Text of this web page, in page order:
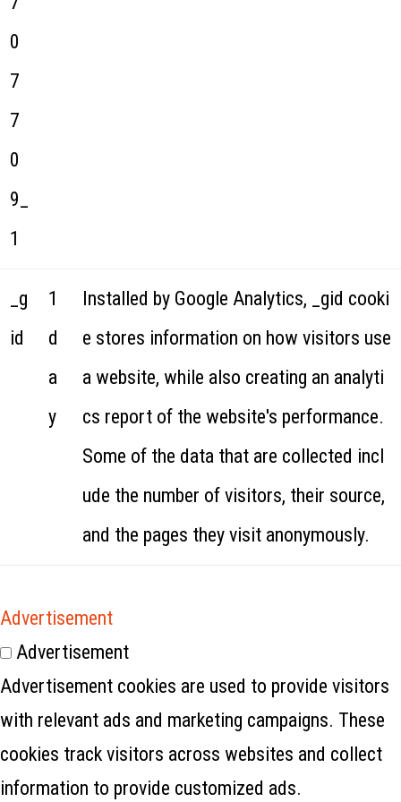
0
7
7
0
9_
1
_g
id
1
d
a
y
Installed by Google Analytics, _gid cooki
e stores information on how visitors use
a website, while also creating an analyti
cs report of the website's performance.
Some of the data that are collected incl
ude the number of visitors, their source,
and the pages they visit anonymously.
Advertisement
Advertisement
Advertisement cookies are used to provide visitors
with relevant ads and marketing campaigns. These
cookies track visitors across websites and collect
information to provide customized ads.